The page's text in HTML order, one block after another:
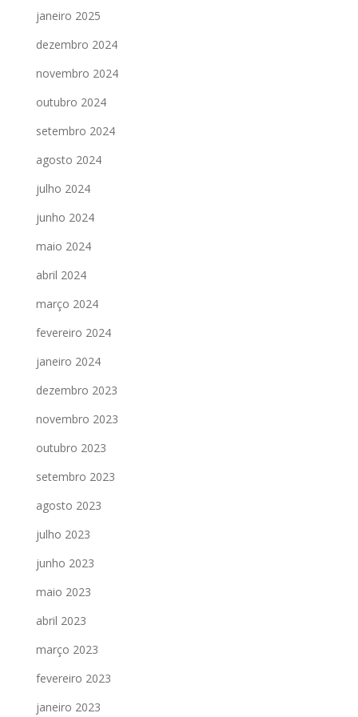
janeiro 2025
dezembro 2024
novembro 2024
outubro 2024
setembro 2024
agosto 2024
julho 2024
junho 2024
maio 2024
abril 2024
março 2024
fevereiro 2024
janeiro 2024
dezembro 2023
novembro 2023
outubro 2023
setembro 2023
agosto 2023
julho 2023
junho 2023
maio 2023
abril 2023
março 2023
fevereiro 2023
janeiro 2023